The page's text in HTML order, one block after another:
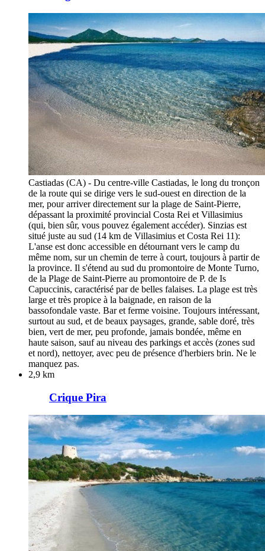
Castiadas (CA) - Du centre-ville Castiadas, le long du tronçon
de la route qui se dirige vers le sud-ouest en direction de la
mer, pour arriver directement sur la plage de Saint-Pierre,
dépassant la proximité provincial Costa Rei et Villasimius
(qui, bien sûr, vous pouvez également accéder). Sinzias est
situé juste au sud (14 km de Villasimius et Costa Rei 11):
L'anse est donc accessible en détournant vers le camp du
même nom, sur un chemin de terre à court, toujours à partir de
la province. Il s'étend au sud du promontoire de Monte Turno,
de la Plage de Saint-Pierre au promontoire de P. de Is
Capuccinis, caractérisé par de belles falaises. La plage est très
large et très propice à la baignade, en raison de la
bassofondale vaste. Bar et ferme voisine. Toujours intéressant,
surtout au sud, et de beaux paysages, grande, sable doré, très
bien, vert de mer, peu profonde, jamais bondée, même en
haute saison, sauf au niveau des parkings et accès (zones sud
et nord), nettoyer, avec peu de présence d'herbiers brin. Ne le
manquez pas.
2,9 km
Crique Pira